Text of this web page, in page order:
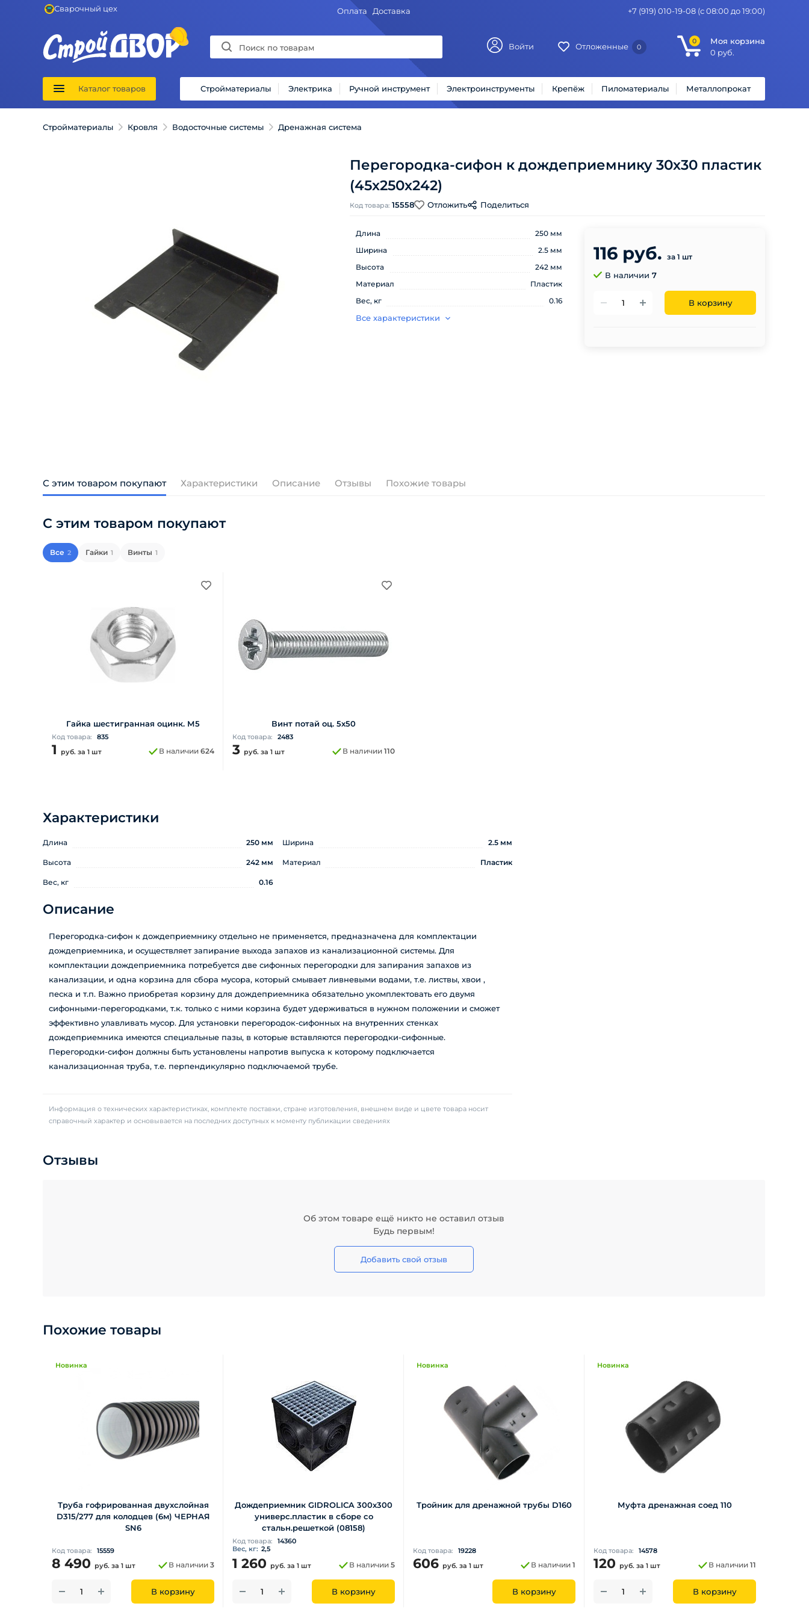
Сварочный цех Оплата Доставка +7 (919) 010-19-08 (с 08:00 до 19:00)
Войти Отложенные 0
0
Моя корзина
0 руб.
Каталог товаров Стройматериалы Электрика Ручной инструмент Электроинструменты Крепёж Пиломатериалы Металлопрокат
Стройматериалы Кровля Водосточные системы Дренажная система
Перегородка-сифон к дождеприемнику 30х30 пластик
(45х250х242)
Код товара: 15558 Отложить Поделиться
Длина
250 мм
Ширина
2.5 мм
Высота
242 мм
Материал
Пластик
Вес, кг
0.16
Все характеристики
116 руб. за 1 шт
В наличии 7
В корзину
С этим товаром покупают Характеристики Описание Отзывы Похожие товары
С этим товаром покупают
Все 2 Гайки 1 Винты 1
Гайка шестигранная оцинк. М5
Код товара: 835
1 руб. за 1 шт В наличии 624
Винт потай оц. 5х50
Код товара: 2483
3 руб. за 1 шт В наличии 110
Характеристики
Длина 250 мм Ширина 2.5 мм
Высота 242 мм Материал Пластик
Вес, кг 0.16
Описание
Перегородка-сифон к дождеприемнику отдельно не применяется, предназначена для комплектации
дождеприемника, и осуществляет запирание выхода запахов из канализационной системы. Для
комплектации дождеприемника потребуется две сифонных перегородки для запирания запахов из
канализации, и одна корзина для сбора мусора, который смывает ливневыми водами, т.е. листвы, хвои ,
песка и т.п. Важно приобретая корзину для дождеприемника обязательно укомплектовать его двумя
сифонными-перегородками, т.к. только с ними корзина будет удерживаться в нужном положении и сможет
эффективно улавливать мусор. Для установки перегородок-сифонных на внутренних стенках
дождеприемника имеются специальные пазы, в которые вставляются перегородки-сифонные.
Перегородки-сифон должны быть установлены напротив выпуска к которому подключается
канализационная труба, т.е. перпендикулярно подключаемой трубе.
Информация о технических характеристиках, комплекте поставки, стране изготовления, внешнем виде и цвете товара носит
справочный характер и основывается на последних доступных к моменту публикации сведениях
Отзывы
Об этом товаре ещё никто не оставил отзыв
Будь первым!
Добавить свой отзыв
Похожие товары
Новинка
Труба гофрированная двухслойная
D315/277 для колодцев (6м) ЧЕРНАЯ
SN6
Код товара: 15559
8 490 руб. за 1 шт В наличии 3
В корзину
Дождеприемник GIDROLICA 300х300
универс.пластик в сборе со
стальн.решеткой (08158)
Код товара:
14360
Вес, кг: 2,5
1 260 руб. за 1 шт В наличии 5
В корзину
Новинка
Тройник для дренажной трубы D160
Код товара: 19228
606 руб. за 1 шт В наличии 1
В корзину
Новинка
Муфта дренажная соед 110
Код товара: 14578
120 руб. за 1 шт В наличии 11
В корзину